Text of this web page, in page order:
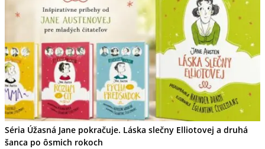
Turistika
Cyklistika
Hrady
Podujatia
Výstava
Galéria
Divadlo
Folklór
Fašiangy
Ubytovanie
Pobyty
Gastro
Kaviarne
Séria Úžasná Jane pokračuje. Láska slečny Elliotovej a druhá
šanca po ôsmich rokoch